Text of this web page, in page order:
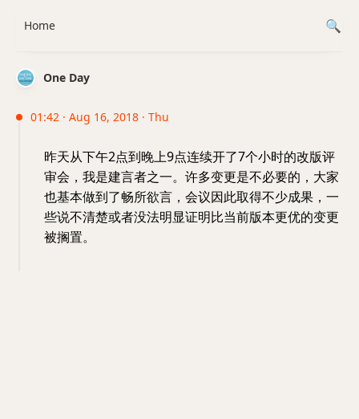
One Day
01:42 · Aug 16, 2018 · Thu
昨天从下午2点到晚上9点连续开了7个小时的改版评
审会，我是建言者之一。许多变更是不必要的，大家
也基本做到了畅所欲言，会议因此取得不少成果，一
些说不清楚或者没法明显证明比当前版本更优的变更
被搁置。
Home